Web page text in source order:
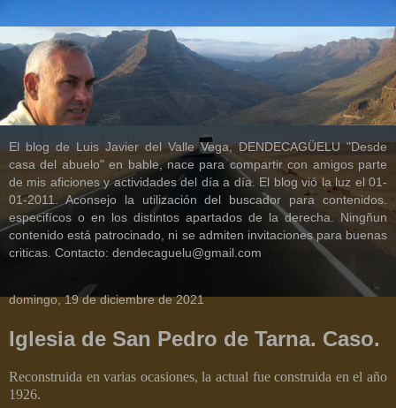
El blog de Luis Javier del Valle Vega, DENDECAGÜELU "Desde
casa del abuelo" en bable, nace para compartir con amigos parte
de mis aficiones y actividades del día a día. El blog vió la luz el 01-
01-2011. Aconsejo la utilización del buscador para contenidos.
especifícos o en los distintos apartados de la derecha. Ningñun
contenido está patrocinado, ni se admiten invitaciones para buenas
criticas. Contacto: dendecaguelu@gmail.com
domingo, 19 de diciembre de 2021
Iglesia de San Pedro de Tarna. Caso.
Reconstruida en varias ocasiones, la actual fue construida en el año
1926.